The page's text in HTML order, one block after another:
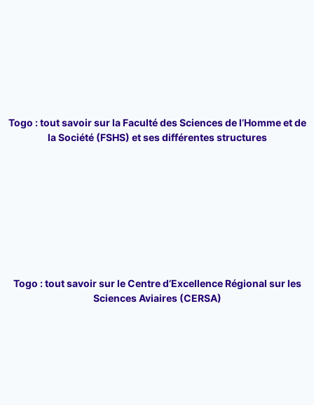
Togo : tout savoir sur la Faculté des Sciences de l’Homme et de
la Société (FSHS) et ses différentes structures
Togo : tout savoir sur le Centre d’Excellence Régional sur les
Sciences Aviaires (CERSA)